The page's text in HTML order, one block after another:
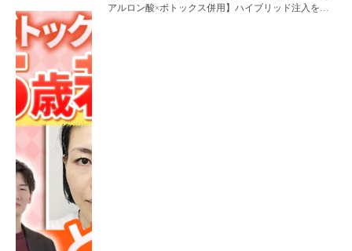
アルロン酸×ボトックス併用】ハイブリッド注入を美